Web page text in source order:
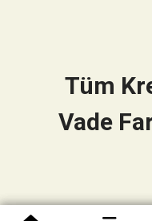
Tüm
Vade